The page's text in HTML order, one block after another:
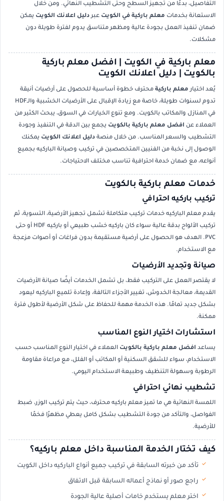
التفاصيل، بدءًا من تجهيز السطح وحتى التشطيب النهائي. ومن خلال
الاستعانة بخدمات معلم باركية في الكويت عبردليل اعلانك الكويت يمكن
ضمان تنفيذ العمل بجودة عالية ومظهر متناسق يدوم لفترة طويلة دون
مشكلات.
معلم باركية في الكويت | افضل معلم باركية
بالكويت | دليل اعلانك الكويت
يُعد اختيار معلم باركية محترف خطوة أساسية للحصول على أرضيات أنيقة
تدوم لسنوات طويلة، خاصة مع زيادة الإقبال على الأرضيات الخشبية والـHDF
في المنازل والمكاتب بالكويت. ومع تنوع الخيارات في السوق، يبحث الكثير من
العملاء عن افضل معلم باركية بالكويت يجمع بين الدقة في التنفيذ وجودة
التشطيب والسعر المناسب. من خلال منصة دليل اعلانك الكويت يمكنك
الوصول إلى نخبة من الفنيين المتخصصين في تركيب وصيانة الباركيه بجميع
أنواعه، مع ضمان خدمة احترافية تناسب مختلف الاحتياجات.
خدمات معلم باركية بالكويت
تركيب باركيه احترافي
يقدم معلم الباركيه خدمات تركيب متكاملة تشمل تجهيز الأرضية، التسوية، ثم
تركيب الألواح بدقة عالية سواء كان باركيه خشب طبيعي أو باركيه HDF أو حتى
PVC. الهدف هو الحصول على أرضية مستقيمة بدون فراغات أو أصوات مزعجة
مع الاستخدام.
صيانة وتجديد الأرضيات
لا يقتصر العمل على التركيب فقط، بل تشمل الخدمات أيضًا صيانة الأرضيات
القديمة، معالجة الخدوش، تغيير الأجزاء التالفة، وإعادة تلميع الباركيه ليعود
بشكل جديد تمامًا. هذه الخدمة مهمة للحفاظ على شكل الأرضية لأطول فترة
ممكنة.
استشارات اختيار النوع المناسب
يساعد افضل معلم باركية بالكويت العملاء في اختيار النوع المناسب حسب
الاستخدام، سواء للشقق السكنية أو المكاتب أو الفلل، مع مراعاة مقاومة
الرطوبة وسهولة التنظيف وطبيعة الاستخدام اليومي.
تشطيب نهائي احترافي
اللمسة النهائية هي ما تميز معلم باركيه محترف، حيث يتم تركيب الوزر، ضبط
الفواصل، والتأكد من جودة التشطيب بشكل كامل يعطي مظهرًا فخمًا
للأرضية.
كيف تختار الخدمة المناسبة داخل معلم باركيه؟
تأكد من خبرته السابقة في تركيب جميع أنواع الباركيه داخل الكويت
راجع صور أو نماذج أعماله السابقة قبل الاتفاق
اختر معلم يستخدم خامات أصلية عالية الجودة